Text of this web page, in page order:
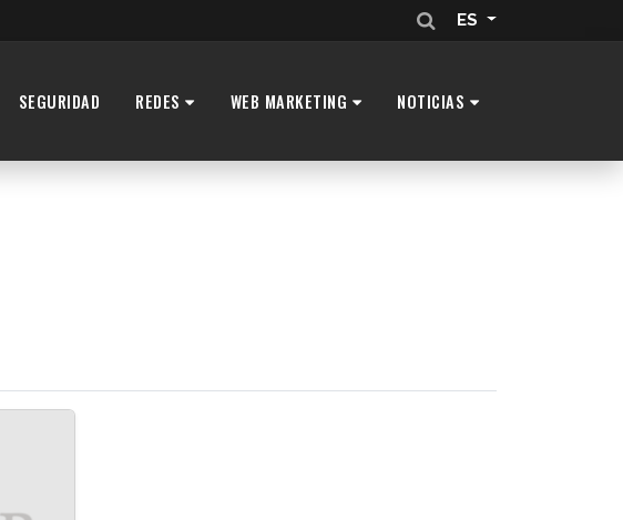
ES
SEGURIDAD REDES WEB MARKETING NOTICIAS